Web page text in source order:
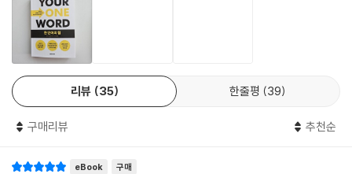
그러므로 팀원이 빡빡한 규정에 제약을 받는 게 아니라 한 단어를 길잡이
로 삼는다면 더 현명하고 효과적인 의사결정으로 사업의 성장에 힘을 보탤
수 있을 것이다.
--- p.288
사법을 공개한다. 파트2 ‘캠페인’에서는 한 단어의 영향력을 확장하는 구체
적인 방법을 ‘한단어주의자’들의 실제 사례를 통해 정리했다. 파트3 ‘컴퍼
니’에서는 회사를 세우고 성장시키는 과정에서 자본금 조성과 마케팅, 브
랜딩, 고객 서비스 등에 한 단어를 접목하는 실질적인 방법을 소개한다.
끌리는 것들, 그리고 오래가는 것들은 모두 단순하고 명료한 메시지를 담
고 있다. 윈스턴 처칠은 ‘승리’하는 사람이었고, 오프라 윈프리는 ‘심장’을
만약 당신이 그의 책을 읽고 있다면, 성공을 열망하고 있다는 의미다.
- 그랜트 카돈 (세일즈 트레이닝 전문가, 베스트셀러 『10배의 법칙』 저자)
- 크리스 길아보 (라이프&커리어 멘토, 베스트셀러 『100달러로 세상에 뛰어들어라』
리뷰 35 한줄평 39
구매리뷰 추천순
eBook 구매